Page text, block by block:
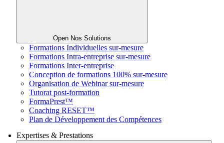
Open Nos Solutions
Formations Individuelles sur-mesure
Formations Intra-entreprise sur-mesure
Formations Inter-entreprise
Conception de formations 100% sur-mesure
Organisation de Webinar sur-mesure
Tutorat post-formation
FormaPrest™
Coaching RESET™
Plan de Développement des Compétences
Expertises & Prestations